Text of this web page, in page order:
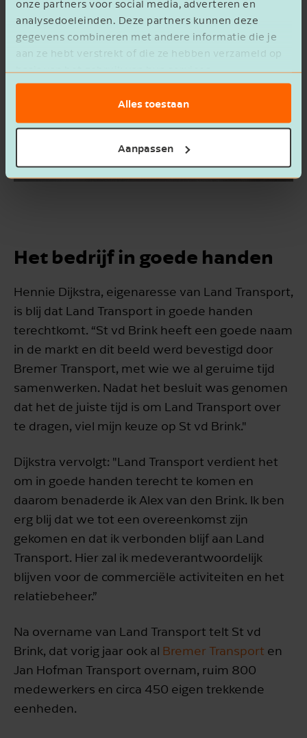
onze partners voor social media, adverteren en
analysedoeleinden. Deze partners kunnen deze
gegevens combineren met andere informatie die je
aan ze hebt verstrekt of die ze hebben verzameld op
basis van het gebruik van hun services.
Alles toestaan
Aanpassen
Het bedrijf in goede handen
Hennie Dijkstra, eigenaresse van Land Transport,
is blij dat Land Transport in goede handen
terechtkomt. “St vd Brink heeft een goede naam
in de markt en dit beeld werd bevestigd door
Bremer Transport, met wie we al geruime tijd
samenwerken. Nadat het besluit was genomen
dat het de juiste tijd is om Land Transport over
te dragen, viel mijn keuze op St vd Brink."
Dijkstra vervolgt: "Land Transport verdient het
om in goede handen terecht te komen en
daarom benaderde ik Alex van den Brink. Ik ben
erg blij dat we tot een overeenkomst zijn
gekomen en dat ik verbonden blijf aan Land
Transport. Hier zal ik medeverantwoordelijk
blijven voor de commerciële activiteiten en het
relatiebeheer.”
Na overname van Land Transport telt St vd
Brink, dat vorig jaar ook al Bremer Transport en
Jan Hofman Transport overnam, ruim 800
medewerkers en circa 450 eigen trekkende
eenheden.